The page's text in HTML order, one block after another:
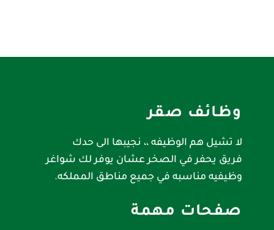
وظائف صقر
لا تشيل هم الوظيفه ،، نجيبها الى حدك
فريق يحفر في الصخر عشان يوفر لك شواغر
وظيفيه مناسبه في جميع مناطق المملكه.
صفحات مهمة